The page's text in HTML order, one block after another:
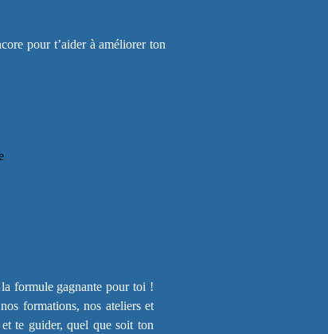
pour t’aider à améliorer ton
formule gagnante pour toi !
formations, nos ateliers et
te guider, quel que soit ton